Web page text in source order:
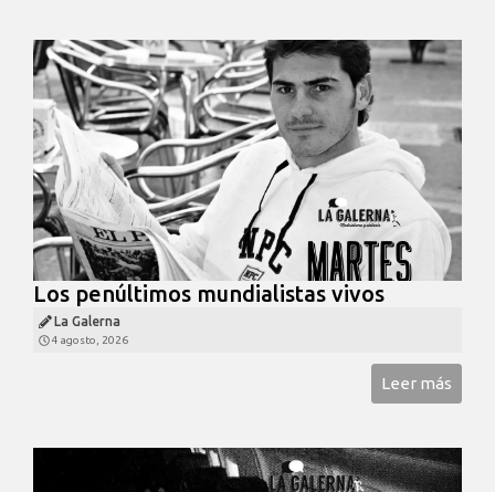
Los penúltimos mundialistas vivos
La Galerna
4 agosto, 2026
Leer más